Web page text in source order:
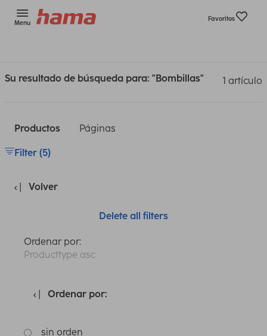
Menu
Favoritos
Su resultado de búsqueda para: "Bombillas" 1 artículo
Productos Páginas
Filter (5)
Volver
Delete all filters
Ordenar por:
Producttype asc
Ordenar por:
sin orden